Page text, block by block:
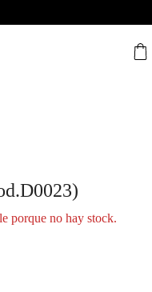
porque no hay stock.